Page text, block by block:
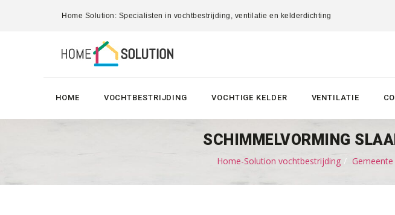
Home Solution: Specialisten in vochtbestrijding, ventilatie en kelderdichting
HOME VOCHTBESTRIJDING VOCHTIGE KELDER VENTILATIE
SCHIMMELVORMING
Home-Solution vochtbestrijding Gemeente